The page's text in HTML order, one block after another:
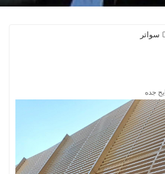
سواتر